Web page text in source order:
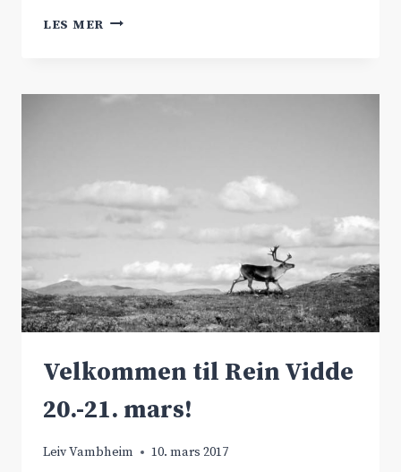
LES MER HORDALAND
Velkommen til Rein Vidde
20.-21. mars!
Leiv Vambheim 10. mars 2017